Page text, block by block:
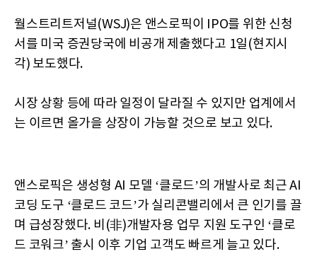
월스트리트저널(WSJ)은 앤스로픽이 IPO를 위한 신청
서를 미국 증권당국에 비공개 제출했다고 1일(현지시
각) 보도했다.
시장 상황 등에 따라 일정이 달라질 수 있지만 업계에서
는 이르면 올가을 상장이 가능할 것으로 보고 있다.
앤스로픽은 생성형 AI 모델 ‘클로드’의 개발사로 최근 AI
코딩 도구 ‘클로드 코드’가 실리콘밸리에서 큰 인기를 끌
며 급성장했다. 비(非)개발자용 업무 지원 도구인 ‘클로
드 코워크’ 출시 이후 기업 고객도 빠르게 늘고 있다.